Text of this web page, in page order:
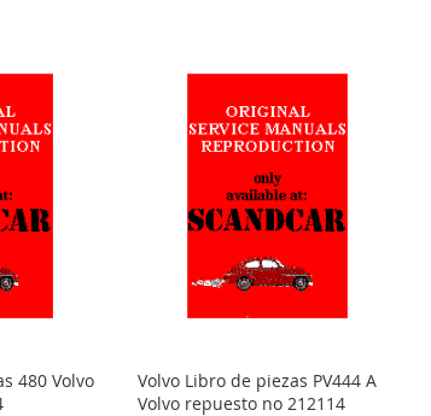
480 Volvo
Volvo Libro de piezas PV444 A
Volvo repuesto no 212114